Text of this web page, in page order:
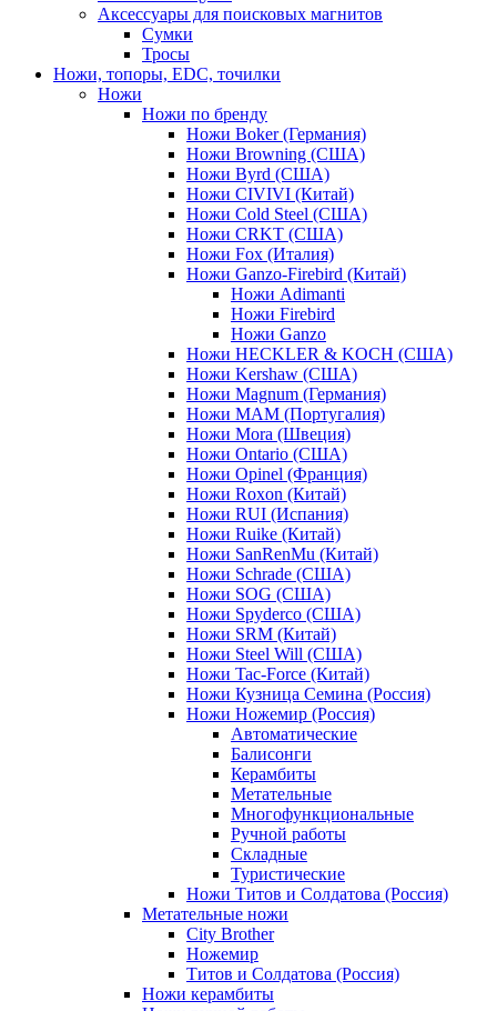
Аксессуары для поисковых магнитов
Сумки
Тросы
Ножи, топоры, EDC, точилки
Ножи
Ножи по бренду
Ножи Boker (Германия)
Ножи Browning (США)
Ножи Byrd (США)
Ножи CIVIVI (Китай)
Ножи Cold Steel (США)
Ножи CRKT (США)
Ножи Fox (Италия)
Ножи Ganzo-Firebird (Китай)
Ножи Adimanti
Ножи Firebird
Ножи Ganzo
Ножи HECKLER & KOCH (США)
Ножи Kershaw (США)
Ножи Magnum (Германия)
Ножи MAM (Португалия)
Ножи Mora (Швеция)
Ножи Ontario (США)
Ножи Opinel (Франция)
Ножи Roxon (Китай)
Ножи RUI (Испания)
Ножи Ruike (Китай)
Ножи SanRenMu (Китай)
Ножи Schrade (США)
Ножи SOG (США)
Ножи Spyderco (США)
Ножи SRM (Китай)
Ножи Steel Will (США)
Ножи Tac-Force (Китай)
Ножи Кузница Семина (Россия)
Ножи Ножемир (Россия)
Автоматические
Балисонги
Керамбиты
Метательные
Многофункциональные
Ручной работы
Складные
Туристические
Ножи Титов и Солдатова (Россия)
Метательные ножи
City Brother
Ножемир
Титов и Солдатова (Россия)
Ножи керамбиты